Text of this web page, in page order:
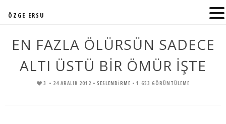
EN FAZLA ÖLÜRSÜN SADECE
ALTI ÜSTÜ BİR ÖMÜR İŞTE
3 • 24 ARALIK 2012 • SESLENDIRME • 1.653 GÖRÜNTÜLEME
ÖZGE ERSU